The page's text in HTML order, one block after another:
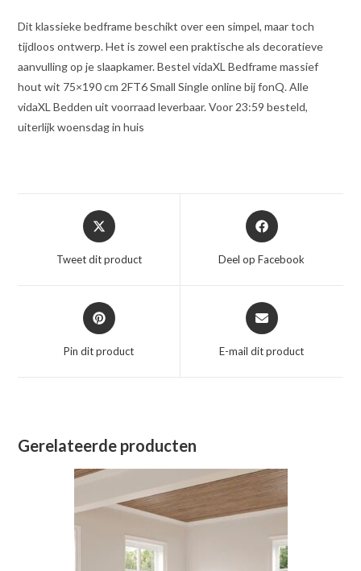
Dit klassieke bedframe beschikt over een simpel, maar toch
tijdloos ontwerp. Het is zowel een praktische als decoratieve
aanvulling op je slaapkamer. Bestel vidaXL Bedframe massief
hout wit 75×190 cm 2FT6 Small Single online bij fonQ. Alle
vidaXL Bedden uit voorraad leverbaar. Voor 23:59 besteld,
uiterlijk woensdag in huis
Opent
in
nieuw
Tweet dit product
Opent
in
nieuw
Deel op Facebook
Opent
in
nieuw
Pin dit product
Opent
in
nieuw
E-mail dit product
Gerelateerde producten